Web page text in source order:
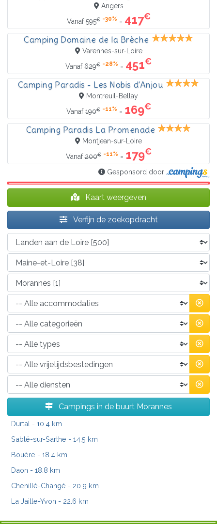
Angers
Vanaf595€ -30% = 417€
Camping Domaine de la Brèche
Varennes-sur-Loire
Vanaf629€ -28% = 451€
Camping Paradis - Les Nobis d'Anjou
Montreuil-Bellay
Vanaf190€ -11% = 169€
Camping Paradis La Promenade
Montjean-sur-Loire
Vanaf200€ -11% = 179€
Gesponsord door
Kaart weergeven
Verfijn de zoekopdracht
Campings in de buurt Morannes
Durtal - 10.4 km
Sablé-sur-Sarthe - 14.5 km
Bouère - 18.4 km
Daon - 18.8 km
Chenillé-Changé - 20.9 km
La Jaille-Yvon - 22.6 km